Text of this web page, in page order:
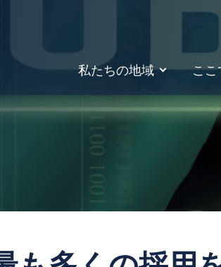
私たちの地域 ここ